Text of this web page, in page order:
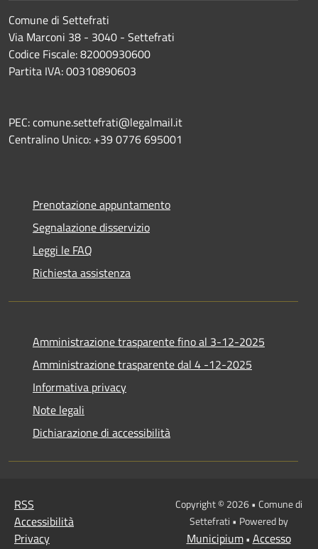
Comune di Settefrati
Via Marconi 38 - 3040 - Settefrati
Codice Fiscale: 82000930600
Partita IVA: 00310890603
PEC: comune.settefrati@legalmail.it
Centralino Unico: +39 0776 695001
Prenotazione appuntamento
Segnalazione disservizio
Leggi le FAQ
Richiesta assistenza
Amministrazione trasparente fino al 3-12-2025
Amministrazione trasparente dal 4 -12-2025
Informativa privacy
Note legali
Dichiarazione di accessibilità
RSS
Accessibilità
Privacy
Copyright © 2026 • Comune di
Settefrati • Powered by
Municipium• Accesso